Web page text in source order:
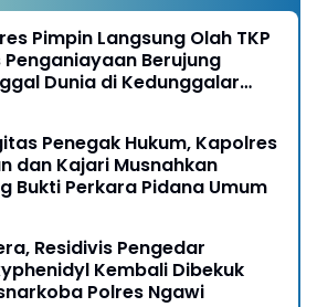
Pimpin Langsung Olah TKP
Penganiayaan Berujung
Dunia di Kedunggalar
Penegak Hukum, Kapolres
dan Kajari Musnahkan
Bukti Perkara Pidana Umum
Residivis Pengedar
Kembali Dibekuk
Polres Ngawi